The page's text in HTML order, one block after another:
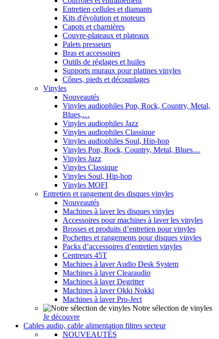
Entretien cellules et diamants
Kits d'évolution et moteurs
Capots et charnières
Couvre-plateaux et plateaux
Palets presseurs
Bras et accessoires
Outils de réglages et huiles
Supports muraux pour platines vinyles
Cônes, pieds et découplages
Vinyles
Nouveautés
Vinyles audiophiles Pop, Rock, Country, Metal,
Blues,…
Vinyles audiophiles Jazz
Vinyles audiophiles Classique
Vinyles audiophiles Soul, Hip-hop
Vinyles Pop, Rock, Country, Metal, Blues…
Vinyles Jazz
Vinyles Classique
Vinyles Soul, Hip-hop
Vinyles MOFI
Entretien et rangement des disques vinyles
Nouveautés
Machines à laver les disques vinyles
Accessoires pour machines à laver les vinyles
Brosses et produits d’entretien pour vinyles
Pochettes et rangements pour disques vinyles
Packs d’accessoires d’entretien vinyles
Centreurs 45T
Machines à laver Audio Desk System
Machines à laver Clearaudio
Machines à laver Degritter
Machines à laver Okki Nokki
Machines à laver Pro-Ject
Notre sélection de vinyles
Je découvre
Cables audio, cable alimentation filtres secteur
NOUVEAUTÉS